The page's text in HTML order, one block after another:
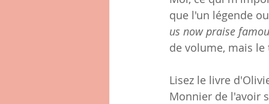
que l'un légende
us now praise
de volume, mais le
Lisez le livre
Monnier de l'avoir